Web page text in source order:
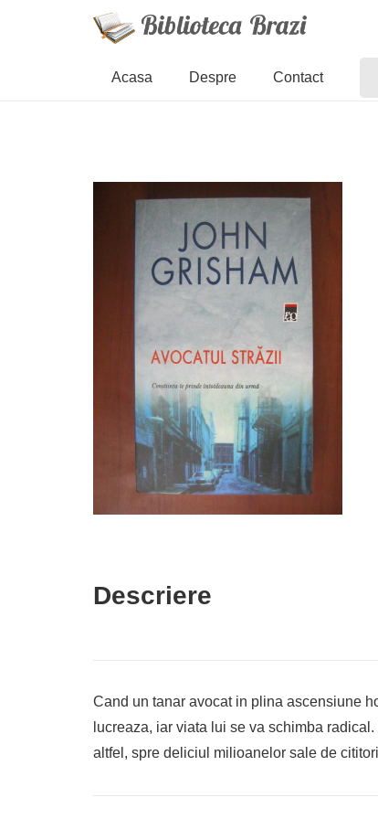
Acasa Despre Contact
Descriere
Cand un tanar avocat in plina ascensiune
lucreaza, iar viata lui se va schimba
altfel, spre deliciul milioanelor sale de